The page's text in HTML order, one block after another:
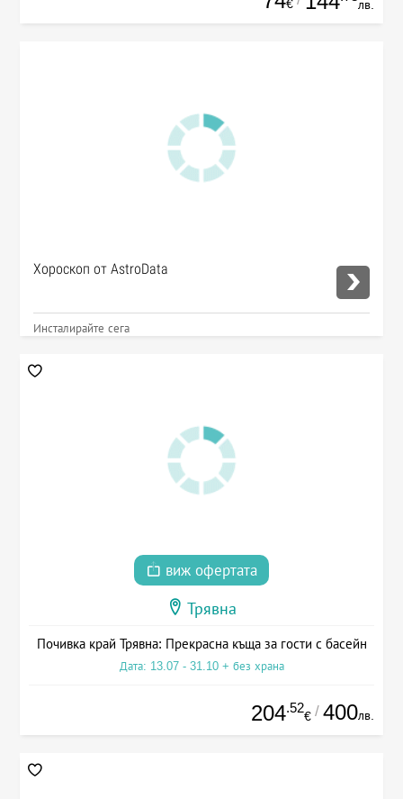
€ лв.
Хороскоп от AstroData
Инсталирайте сега
виж офертата
Трявна
Почивка край Трявна: Прекрасна къща за гости с басейн
Дата: 13.07 - 31.10 + без храна
204.52
€ / 400лв.